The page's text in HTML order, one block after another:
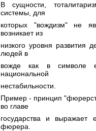
В сущности,
системы, для
которых "вождизм" не
возникает из
низкого уровня развития
людей в
вожде как в символе
национальной
нестабильности.
Пример - принцип
во главе
государства и выражает
фюрера.